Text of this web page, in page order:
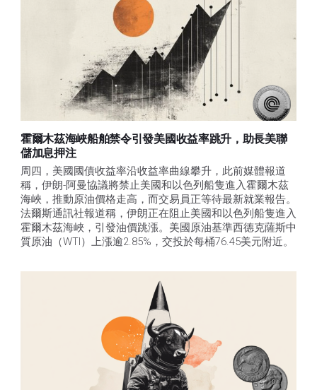
霍爾木茲海峽船舶禁令引發美國收益率跳升，助長美聯
儲加息押注
周四，美國國債收益率沿收益率曲線攀升，此前媒體報道
稱，伊朗-阿曼協議將禁止美國和以色列船隻進入霍爾木茲
海峽，推動原油價格走高，而交易員正等待最新就業報告。
法爾斯通訊社報道稱，伊朗正在阻止美國和以色列船隻進入
霍爾木茲海峽，引發油價跳漲。美國原油基準西德克薩斯中
質原油（WTI）上漲逾2.85%，交投於每桶76.45美元附近。